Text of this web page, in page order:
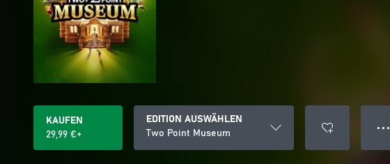
KAUFEN
29,99 €+
EDITION AUSWÄHLEN
Two Point Museum
● ● ●